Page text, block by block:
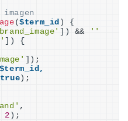
($term_id )
{
]) &&
''
])
{
]) ;
$term_id,
true ) ;
2 ) ;